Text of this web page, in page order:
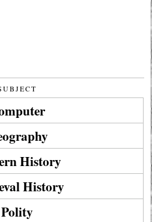
History
History
Polity